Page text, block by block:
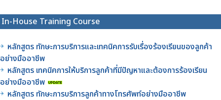
In-House Training Course
หลักสูตร ทักษะการบริการและเทคนิคการรับเรื่องร้องเรียนของลูกค้า
อย่างมืออาชีพ
หลักสูตร เทคนิคการให้บริการลูกค้าที่มีปัญหาและต้องการร้องเรียน
อย่างมืออาชีพ
หลักสูตร ทักษะการบริการลูกค้าทางโทรศัพท์อย่างมืออาชีพ